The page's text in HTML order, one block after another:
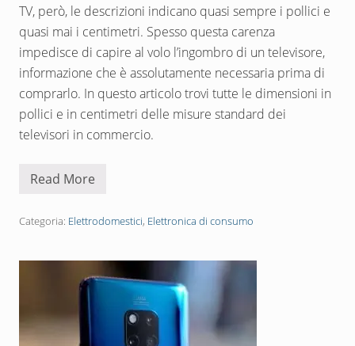
TV, però, le descrizioni indicano quasi sempre i pollici e
quasi mai i centimetri. Spesso questa carenza
impedisce di capire al volo l’ingombro di un televisore,
informazione che è assolutamente necessaria prima di
comprarlo. In questo articolo trovi tutte le dimensioni in
pollici e in centimetri delle misure standard dei
televisori in commercio.
D
e
i
V
i
Read More
Categoria: Elettrodomestici, Elettronica di consumo